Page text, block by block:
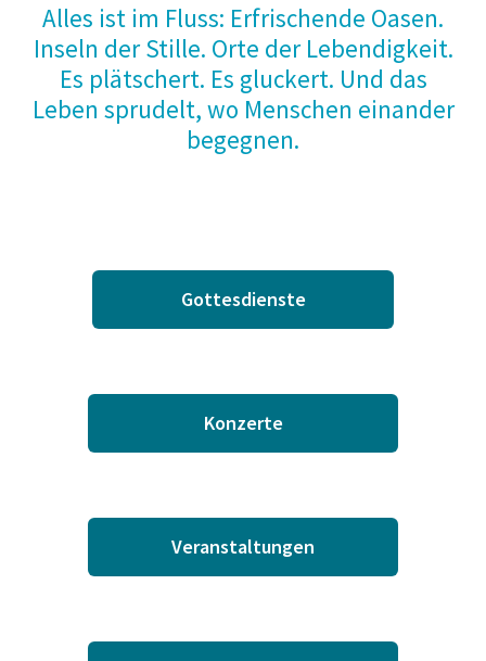
Alles ist im Fluss: Erfrischende Oasen.
Inseln der Stille. Orte der Lebendigkeit.
Es plätschert. Es gluckert. Und das
Leben sprudelt, wo Menschen einander
begegnen.
Gottesdienste
Konzerte
Veranstaltungen